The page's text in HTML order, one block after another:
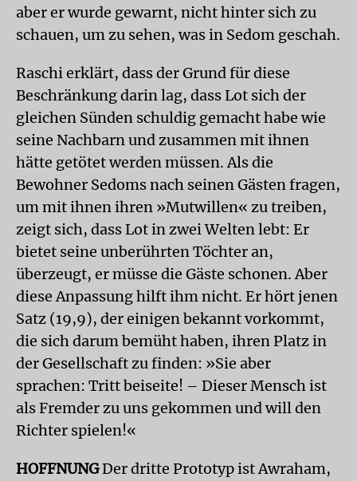
aber er wurde gewarnt, nicht hinter sich zu
schauen, um zu sehen, was in Sedom geschah.
Raschi erklärt, dass der Grund für diese
Beschränkung darin lag, dass Lot sich der
gleichen Sünden schuldig gemacht habe wie
seine Nachbarn und zusammen mit ihnen
hätte getötet werden müssen. Als die
Bewohner Sedoms nach seinen Gästen fragen,
um mit ihnen ihren »Mutwillen« zu treiben,
zeigt sich, dass Lot in zwei Welten lebt: Er
bietet seine unberührten Töchter an,
überzeugt, er müsse die Gäste schonen. Aber
diese Anpassung hilft ihm nicht. Er hört jenen
Satz (19,9), der einigen bekannt vorkommt,
die sich darum bemüht haben, ihren Platz in
der Gesellschaft zu finden: »Sie aber
sprachen: Tritt beiseite! – Dieser Mensch ist
als Fremder zu uns gekommen und will den
Richter spielen!«
HOFFNUNGDer dritte Prototyp ist Awraham,